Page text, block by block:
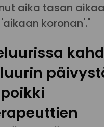
aika tasan
koronan'."